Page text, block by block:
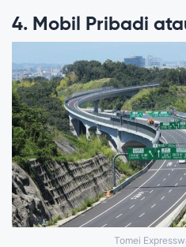
4. Mobil Pribadi
Tomei